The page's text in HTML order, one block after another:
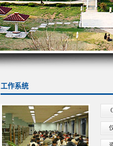
工作系统